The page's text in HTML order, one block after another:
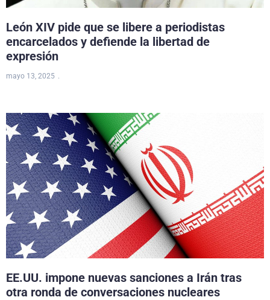
León XIV pide que se libere a periodistas
encarcelados y defiende la libertad de
expresión
mayo 13, 2025
EE.UU. impone nuevas sanciones a Irán tras
otra ronda de conversaciones nucleares